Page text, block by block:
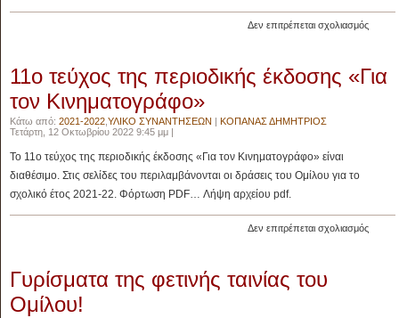
Δεν επιτρέπεται σχολιασμόςστο
(ταινία
11ο τεύχος της περιοδικής έκδοσης «Για
τον Κινηματογράφο»
Κάτω από: 2021-2022 ΥΛΙΚΟ ΣΥΝΑΝΤΗΣΕΩΝ | ΚΟΠΑΝΑΣ ΔΗΜΗΤΡΙΟΣ
Τετάρτη, 12 Οκτωβρίου 2022 9:45 μμ |
Το 11ο τεύχος της περιοδικής έκδοσης «Για τον Κινηματογράφο» είναι
διαθέσιμο. Στις σελίδες του περιλαμβάνονται οι δράσεις του Ομίλου για το
σχολικό έτος 2021-22. Φόρτωση PDF… Λήψη αρχείου pdf.
Δεν επιτρέπεται σχολιασμόςστο
Γυρίσματα της φετινής ταινίας του
Ομίλου!